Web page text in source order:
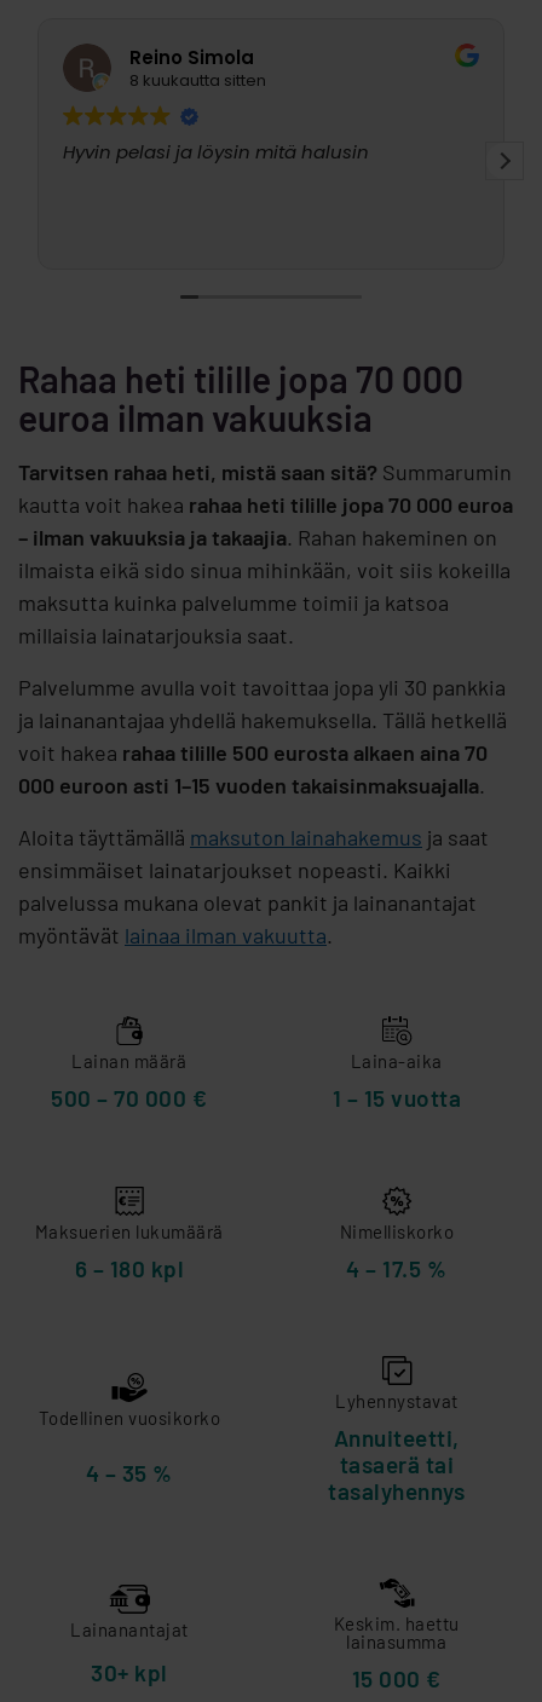
JP Ruippo
9 kuukautta sitten
Nopeaa ja helppo
Rahaa heti tilille jopa 70 000
euroa ilman vakuuksia
Tarvitsen rahaa heti, mistä saan sitä? Summarumin
kautta voit hakea rahaa heti tilille jopa 70 000 euroa
– ilman vakuuksia ja takaajia. Rahan hakeminen on
ilmaista eikä sido sinua mihinkään, voit siis kokeilla
maksutta kuinka palvelumme toimii ja katsoa
millaisia lainatarjouksia saat.
Palvelumme avulla voit tavoittaa jopa yli 30 pankkia
ja lainanantajaa yhdellä hakemuksella. Tällä hetkellä
voit hakea rahaa tilille 500 eurosta alkaen aina 70
000 euroon asti 1–15 vuoden takaisinmaksuajalla.
Aloita täyttämällä maksuton lainahakemus ja saat
ensimmäiset lainatarjoukset nopeasti. Kaikki
palvelussa mukana olevat pankit ja lainanantajat
myöntävät lainaa ilman vakuutta.
Lainan määrä
500 – 70 000 €
Laina-aika
1 – 15 vuotta
Maksuerien lukumäärä
6 – 180 kpl
Nimelliskorko
4 – 17.5 %
Todellinen vuosikorko
4 – 35 %
Lyhennystavat
Annuiteetti,
tasaerä tai
tasalyhennys
Lainanantajat
30+ kpl
Keskim. haettu
lainasumma
15 000 €